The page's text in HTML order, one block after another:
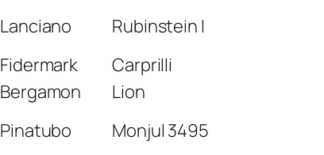
Lanciano
Rubinstein I
Fidermark
Carprilli
Bergamon
Lion
Pinatubo
Monjul 3495